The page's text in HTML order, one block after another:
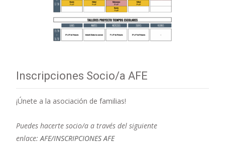
Inscripciones Socio/a AFE
¡Únete a la asociación de familias!
Puedes hacerte socio/a a través del siguiente
enlace:AFE/INSCRIPCIONES AFE